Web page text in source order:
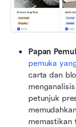
Papan
pemuka
carta dan
petunjuk
memastikan